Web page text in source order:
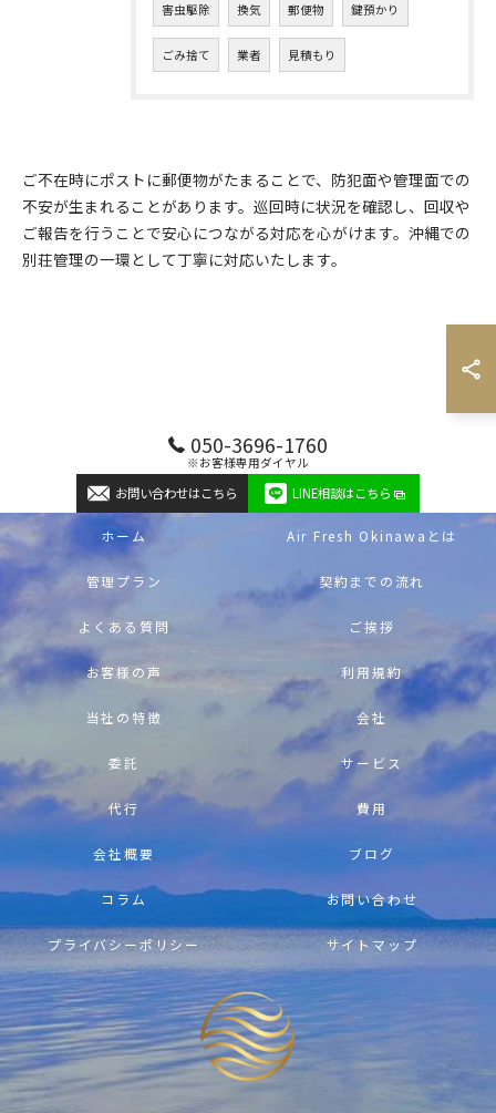
害虫駆除 換気 郵便物 鍵預かり
ごみ捨て 業者 見積もり
ご不在時にポストに郵便物がたまることで、防犯面や管理面での
不安が生まれることがあります。巡回時に状況を確認し、回収や
ご報告を行うことで安心につながる対応を心がけます。沖縄での
別荘管理の一環として丁寧に対応いたします。
050-3696-1760
※お客様専用ダイヤル
お問い合わせはこちら LINE相談はこちら
ホーム Air Fresh Okinawaとは
管理プラン 契約までの流れ
よくある質問 ご挨拶
お客様の声 利用規約
当社の特徴 会社
委託 サービス
代行 費用
会社概要 ブログ
コラム お問い合わせ
プライバシーポリシー サイトマップ